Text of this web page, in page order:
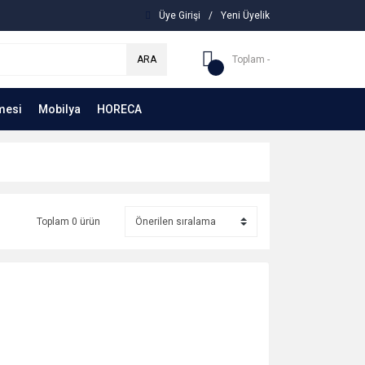
Üye Girişi / Yeni Üyelik
ARA Toplam -
Mobilya HORECA
Toplam 0 ürün